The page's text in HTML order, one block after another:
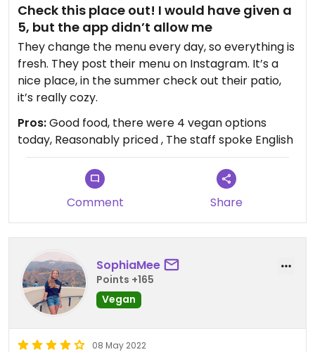
Check this place out! I would have given a
5, but the app didn’t allow me
They change the menu every day, so everything is
fresh. They post their menu on Instagram. It’s a
nice place, in the summer check out their patio,
it’s really cozy.
Pros:Good food, there were 4 vegan options
today, Reasonably priced , The staff spoke English
Comment Share
SophiaMee
Points +165
Vegan
08 May 2022